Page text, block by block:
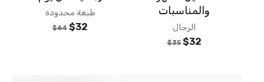
طبعة محدودة
$64 $32
والمناسبات
الرجال
$35 $32